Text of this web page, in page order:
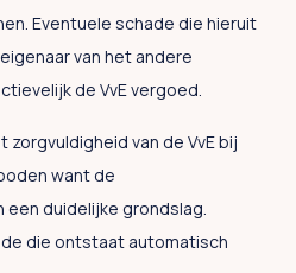
Eventuele schade die hieruit
van het andere
de VvE vergoed.
van de VvE bij
want de
duidelijke grondslag.
die ontstaat automatisch